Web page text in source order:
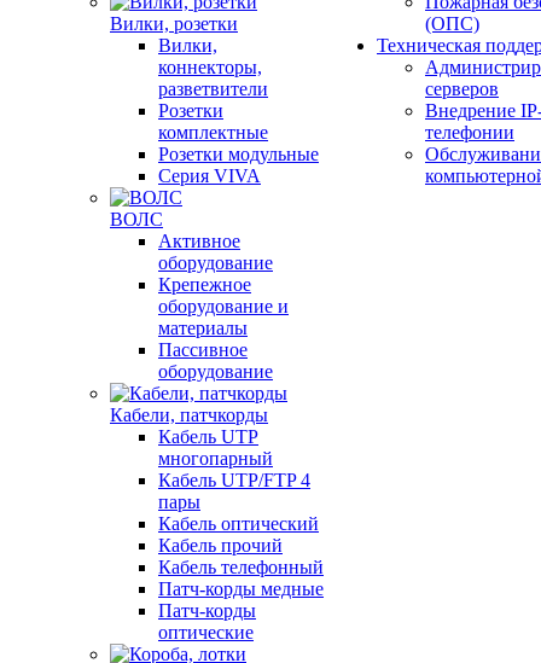
Вилки, розетки
Вилки,
коннекторы,
разветвители
Розетки
комплектные
Розетки модульные
Серия VIVA
ВОЛС
Активное
оборудование
Крепежное
оборудование и
материалы
Пассивное
оборудование
Кабели, патчкорды
Кабель UTP
многопарный
Кабель UTP/FTP 4
пары
Кабель оптический
Кабель прочий
Кабель телефонный
Патч-корды медные
Патч-корды
оптические
(ОПС)
Техническая
серверов
Внедрение
телефонии